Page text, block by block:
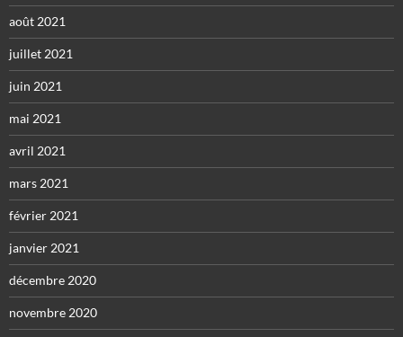
août 2021
juillet 2021
juin 2021
mai 2021
avril 2021
mars 2021
février 2021
janvier 2021
décembre 2020
novembre 2020